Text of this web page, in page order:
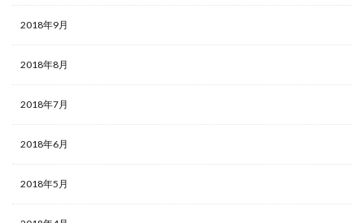
2018年9月
2018年8月
2018年7月
2018年6月
2018年5月